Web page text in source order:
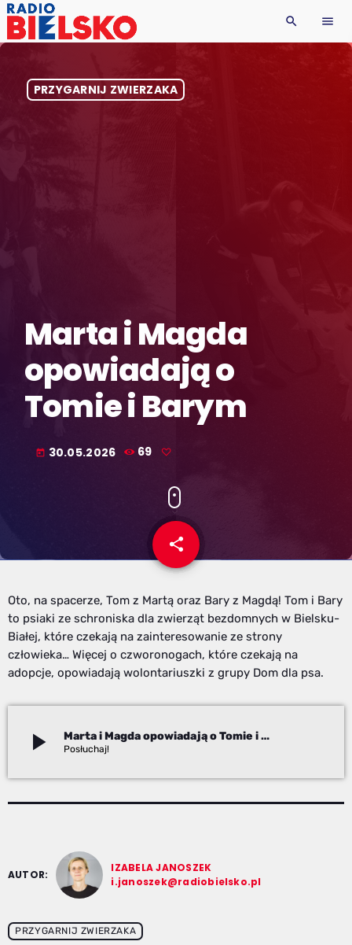
search menu
PRZYGARNIJ ZWIERZAKA
Marta i Magda
opowiadają o
Tomie i Barym
today 30.05.2026 69
share
email
Oto, na spacerze, Tom z Martą oraz Bary z Magdą! Tom i Bary
to psiaki ze schroniska dla zwierząt bezdomnych w Bielsku-
Białej, które czekają na zainteresowanie ze strony
człowieka… Więcej o czworonogach, które czekają na
adopcje, opowiadają wolontariuszki z grupy Dom dla psa.
play_arrow Marta i Magda opowiadają o Tomie i Barym
AUTOR:
IZABELA JANOSZEK
i.janoszek@radiobielsko.pl
PRZYGARNIJ ZWIERZAKA